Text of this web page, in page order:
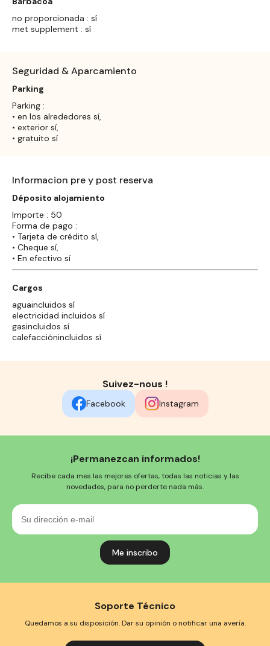
no proporcionada : sí
met supplement : sí
Seguridad & Aparcamiento
Parking
Parking :
• en los alrededores sí,
• exterior sí,
• gratuito sí
Informacion pre y post reserva
Déposito alojamiento
Importe : 50
Forma de pago :
• Tarjeta de crédito sí,
• Cheque sí,
• En efectivo sí
Cargos
aguaincluidos sí
electricidad incluidos sí
gasincluidos sí
calefacciónincluidos sí
Suivez-nous !
Facebook Instagram
¡Permanezcan informados!
Recibe cada mes las mejores ofertas, todas las noticias y las
novedades, para no perderte nada más.
Su
dirección
e-
Soporte Técnico
Quedamos a su disposición. Dar su opinión o notificar una avería.